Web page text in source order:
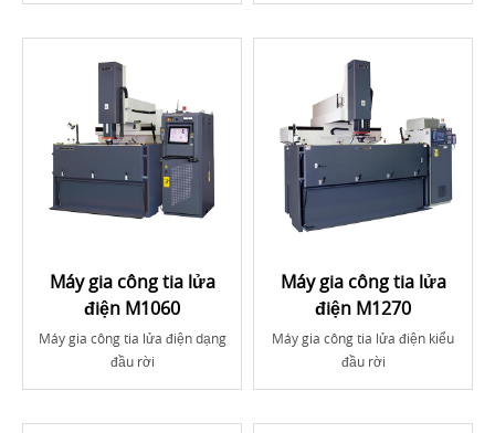
Máy gia công tia lửa
điện M1060
Máy gia công tia lửa điện dạng
đầu rời
Máy gia công tia lửa
điện M1270
Máy gia công tia lửa điện kiểu
đầu rời